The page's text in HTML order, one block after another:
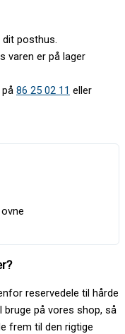
dit posthus.
varen er på lager
86 25 02 11 eller
reservedele til hårde
bruge på vores shop, så
frem til den rigtige